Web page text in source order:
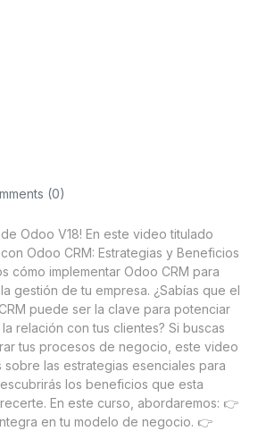
(0)
Odoo V18! En este video titulado
Odoo CRM: Estrategias y Beneficios
cómo implementar Odoo CRM para
gestión de tu empresa. ¿Sabías que el
puede ser la clave para potenciar
relación con tus clientes? Si buscas
tus procesos de negocio, este video
sobre las estrategias esenciales para
los beneficios que esta
En este curso, abordaremos: 👉
en tu modelo de negocio. 👉